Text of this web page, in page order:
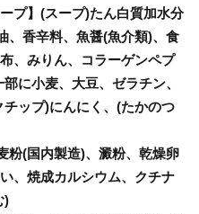
プ】(スープ)たん白質加水分
、香辛料、魚醤(魚介類)、食
、みりん、コラーゲンペプ
に小麦、大豆、ゼラチン、
ップ)にんにく、(たかのつ
粉(国内製造)、澱粉、乾燥卵
、焼成カルシウム、クチナ
)